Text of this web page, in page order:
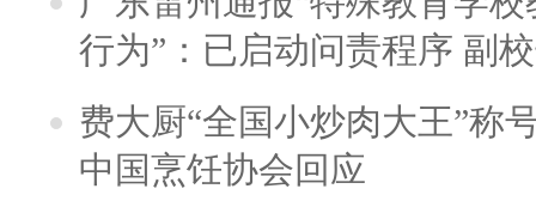
行为”：已启动问责程序 副
费大厨“全国小炒肉大王”称
中国烹饪协会回应